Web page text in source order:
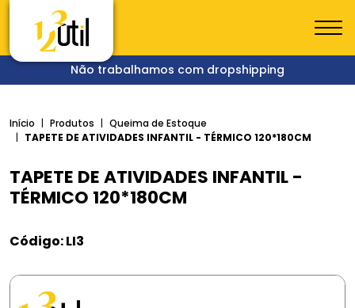
Não trabalhamos com dropshipping
Início Produtos
Queima de Estoque
TAPETE DE ATIVIDADES INFANTIL - TÉRMICO 120*180CM
TAPETE DE ATIVIDADES INFANTIL -
TÉRMICO 120*180CM
Código: LI3